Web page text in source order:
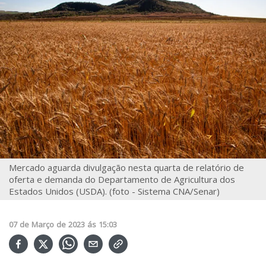
Mercado aguarda divulgação nesta quarta de relatório de
oferta e demanda do Departamento de Agricultura dos
Estados Unidos (USDA). (foto - Sistema CNA/Senar)
07 de Março de 2023 ás 15:03